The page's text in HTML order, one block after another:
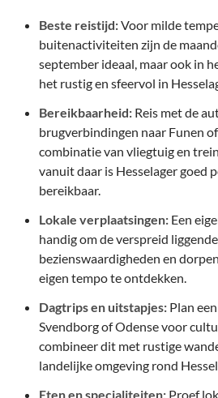
Beste reistijd:Voor milde
buitenactiviteiten zijn de
september ideaal, maar ook in
het rustig en sfeervol in
Bereikbaarheid: Reis met de
brugverbindingen naar Funen
combinatie van vliegtuig en
vanuit daar is Hesselager goed
bereikbaar.
Lokale verplaatsingen: Een
handig om de verspreid liggende
bezienswaardigheden en
eigen tempo te ontdekken.
Dagtrips en uitstapjes: Plan
Svendborg of Odense voor
combineer dit met rustige
landelijke omgeving rond
Eten en specialiteiten: Proef